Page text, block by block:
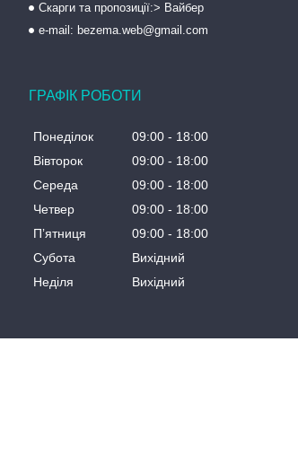
Скарги та пропозиції:> Вайбер
e-mail: bezema.web@gmail.com
ГРАФІК РОБОТИ
Понеділок 09:00
18:00
Вівторок
09:00
18:00
Середа
09:00
18:00
Четвер
09:00
18:00
Пʼятниця
09:00
18:00
Субота
Вихідний
Неділя
Вихідний